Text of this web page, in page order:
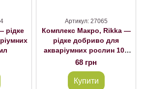
рідке
Артикул: 27065
Комплекс Макро, Rikka —
рідке добриво для
акваріумних рослин 100
мл
68 грн
Купити